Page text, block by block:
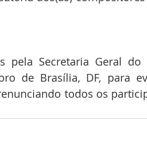
pela Secretaria Geral do
de Brasília, DF, para
todos os